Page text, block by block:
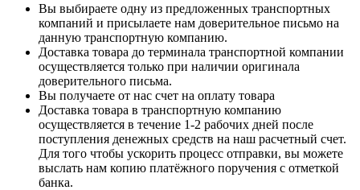
Вы выбираете одну из предложенных транспортных
компаний и присылаете нам доверительное письмо на
данную транспортную компанию.
Доставка товара до терминала транспортной компании
осуществляется только при наличии оригинала
доверительного письма.
Вы получаете от нас счет на оплату товара
Доставка товара в транспортную компанию
осуществляется в течение 1-2 рабочих дней после
поступления денежных средств на наш расчетный счет.
Для того чтобы ускорить процесс отправки, вы можете
выслать нам копию платёжного поручения с отметкой
банка.